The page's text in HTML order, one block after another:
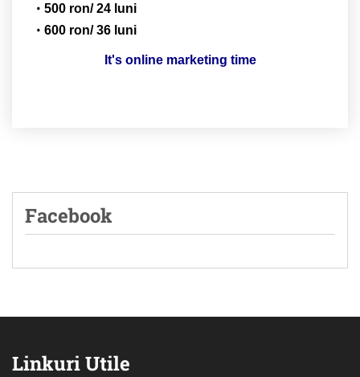
500 ron/ 24 luni
600 ron/ 36 luni
It's online marketing time
Facebook
Linkuri Utile